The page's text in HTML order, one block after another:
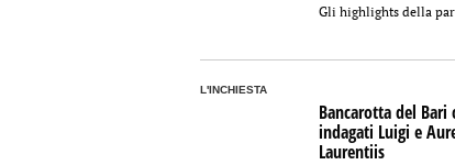
Gli highlights della
L'INCHIESTA
Bancarotta del Bari
indagati Luigi e
Laurentiis